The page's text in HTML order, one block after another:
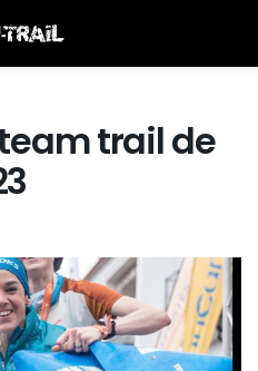
trail de